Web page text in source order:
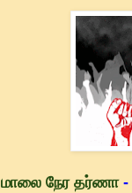
மாலை நேர தர்ணா-